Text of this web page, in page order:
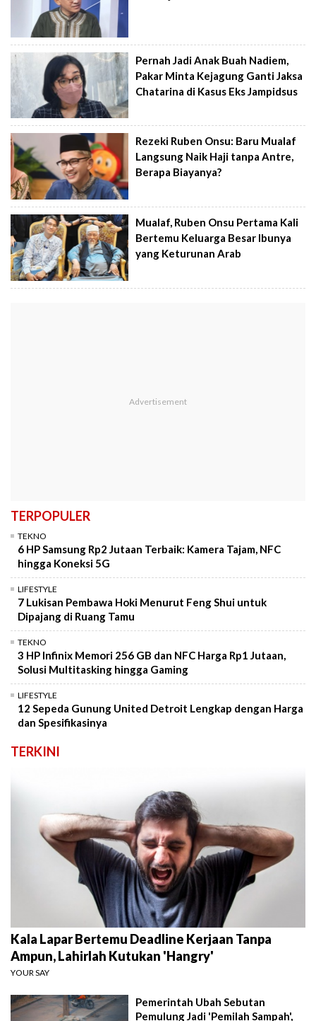
Pernah Jadi Anak Buah Nadiem,
Pakar Minta Kejagung Ganti Jaksa
Chatarina di Kasus Eks Jampidsus
Rezeki Ruben Onsu: Baru Mualaf
Langsung Naik Haji tanpa Antre,
Berapa Biayanya?
Mualaf, Ruben Onsu Pertama Kali
Bertemu Keluarga Besar Ibunya
yang Keturunan Arab
TERPOPULER
TEKNO
6 HP Samsung Rp2 Jutaan Terbaik: Kamera Tajam, NFC
hingga Koneksi 5G
LIFESTYLE
7 Lukisan Pembawa Hoki Menurut Feng Shui untuk
Dipajang di Ruang Tamu
TEKNO
3 HP Infinix Memori 256 GB dan NFC Harga Rp1 Jutaan,
Solusi Multitasking hingga Gaming
LIFESTYLE
12 Sepeda Gunung United Detroit Lengkap dengan Harga
dan Spesifikasinya
TERKINI
Kala Lapar Bertemu Deadline Kerjaan Tanpa
Ampun, Lahirlah Kutukan 'Hangry'
YOUR SAY
Pemerintah Ubah Sebutan
Pemulung Jadi 'Pemilah Sampah',